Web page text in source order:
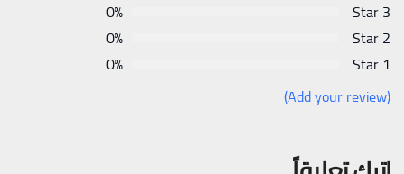
3 Star
0%
2 Star
0%
1 Star
0%
(Add your review)